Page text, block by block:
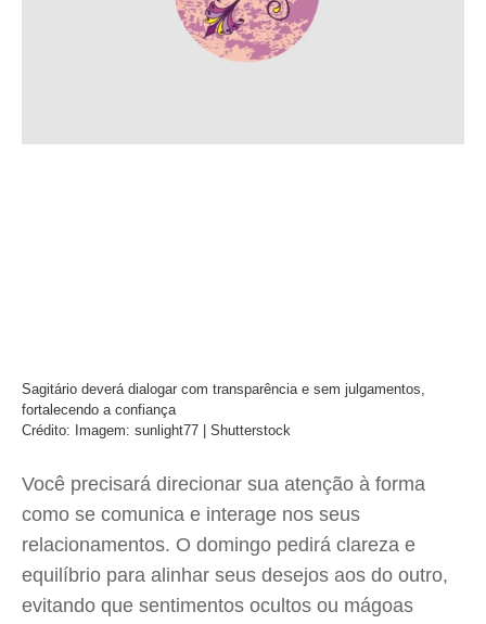
Sagitário deverá dialogar com transparência e sem julgamentos,
fortalecendo a confiança
Crédito: Imagem: sunlight77 | Shutterstock
Você precisará direcionar sua atenção à forma
como se comunica e interage nos seus
relacionamentos. O domingo pedirá clareza e
equilíbrio para alinhar seus desejos aos do outro,
evitando que sentimentos ocultos ou mágoas